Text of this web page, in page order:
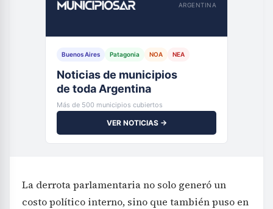
ARGENTINA
Buenos Aires Patagonia NOA NEA
Noticias de municipios
de toda Argentina
Más de 500 municipios cubiertos
VER NOTICIAS →
La derrota parlamentaria no solo generó un
costo político interno, sino que también puso en